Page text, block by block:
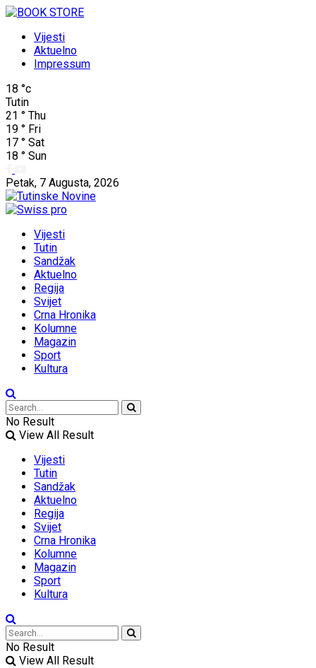
Vijesti
Aktuelno
Impressum
18 °c
Tutin
21 ° Thu
19 ° Fri
17 ° Sat
18 ° Sun
Petak, 7 Augusta, 2026
Vijesti
Tutin
Sandžak
Aktuelno
Regija
Svijet
Crna Hronika
Kolumne
Magazin
Sport
Kultura
No Result
View All Result
Vijesti
Tutin
Sandžak
Aktuelno
Regija
Svijet
Crna Hronika
Kolumne
Magazin
Sport
Kultura
No Result
View All Result